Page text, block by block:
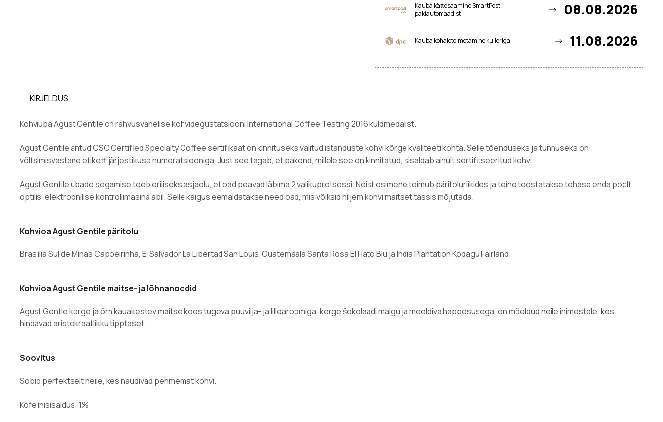
Kauba kättesaamine SmartPosti
pakiautomaadist
08.08.2026
Kauba kohaletoimetamine kulleriga 11.08.2026
KIRJELDUS
Kohviuba Agust Gentile on rahvusvahelise kohvidegustatsiooni International Coffee Testing 2016 kuldmedalist.
Agust Gentile antud CSC Certified Specialty Coffee sertifikaat on kinnituseks valitud istanduste kohvi kõrge kvaliteeti kohta. Selle tõenduseks ja tunnuseks on
võltsimisvastane etikett järjestikuse numeratsiooniga. Just see tagab, et pakend, millele see on kinnitatud, sisaldab ainult sertifitseeritud kohvi.
Agust Gentile ubade segamise teeb eriliseks asjaolu, et oad peavad läbima 2 valikuprotsessi. Neist esimene toimub päritoluriikides ja teine teostatakse tehase enda poolt
optilis-elektroonilise kontrollimasina abil. Selle käigus eemaldatakse need oad, mis võiksid hiljem kohvi maitset tassis mõjutada.
Kohvioa Agust Gentile päritolu
Brasiilia Sul de Minas Capoeirinha, El Salvador La Libertad San Louis, Guatemaala Santa Rosa El Hato Blu ja India Plantation Kodagu Fairland.
Kohvioa Agust Gentile maitse- ja lõhnanoodid
Agust Gentle kerge ja õrn kauakestev maitse koos tugeva puuvilja- ja lillearoomiga, kerge šokolaadi maigu ja meeldiva happesusega, on mõeldud neile inimestele, kes
hindavad aristokraatlikku tipptaset.
Soovitus
Sobib perfektselt neile, kes naudivad pehmemat kohvi.
Kofeiinisisaldus: 1%